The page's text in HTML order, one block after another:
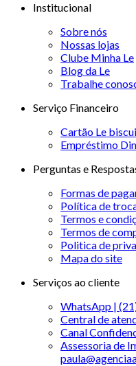
Institucional
Sobre nós
Nossas lojas
Clube Minha Le
Blog da Le
Trabalhe
Serviço Financeiro
Cartão Le
Empréstimo
Perguntas e
Formas de
Política de
Termos e
Termos de
Politica de
Mapa do site
Serviços ao cliente
WhatsApp |
Central de
Canal
Assessoria de